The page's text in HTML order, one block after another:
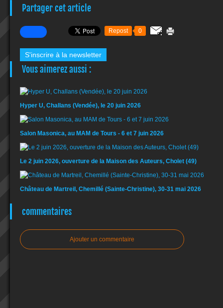
Partager cet article
Repost 0
S'inscrire à la newsletter
Vous aimerez aussi :
Hyper U, Challans (Vendée), le 20 juin 2026
Salon Masonica, au MAM de Tours - 6 et 7 juin 2026
Le 2 juin 2026, ouverture de la Maison des Auteurs, Cholet (49)
Château de Martreil, Chemillé (Sainte-Christine), 30-31 mai 2026
commentaires
Ajouter un commentaire